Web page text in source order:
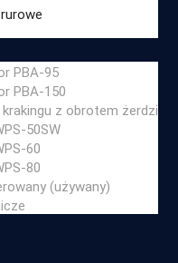
PBA-95
PBA-150
z obrotem żerdzi
50SW
60
80
(używany)